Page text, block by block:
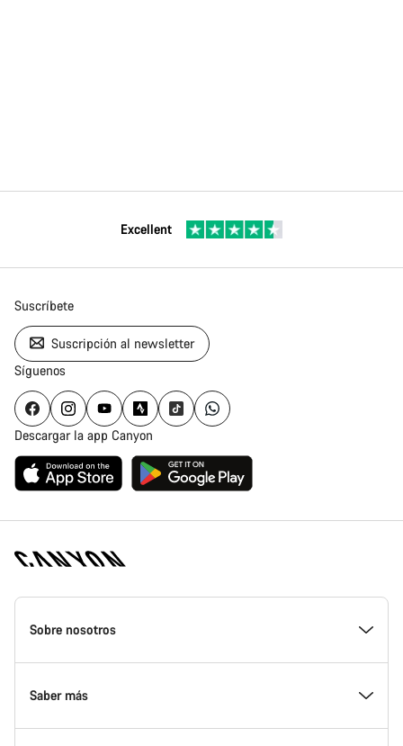
Excellent
Suscríbete
Suscripción al newsletter
Síguenos
Descargar la app Canyon
Canyon
Homepage
Sobre nosotros
Conoce Canyon
Saber más